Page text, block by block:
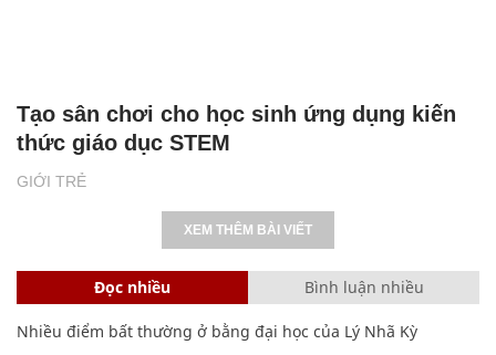
GIỚI TRẺ
Tạo sân chơi cho học sinh ứng dụng kiến
thức giáo dục STEM
XEM THÊM BÀI VIẾT
Đọc nhiều Bình luận nhiều
Nhiều điểm bất thường ở bằng đại học của Lý Nhã Kỳ